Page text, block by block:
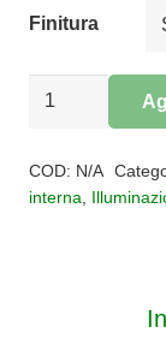
Finitura
Plafoniera
1
COD: N/A
interna